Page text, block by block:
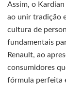
Assim, o
ao unir tradição
cultura de
fundamentais
Renault, ao
consumidores
fórmula perfeita